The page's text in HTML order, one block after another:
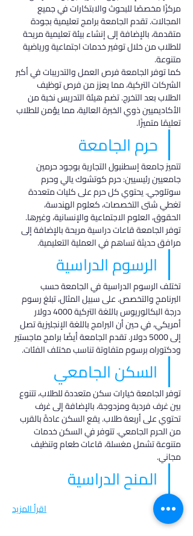
مركزًا مخصصًا للبحوث والابتكارات في جميع
المجالات. تقدم الجامعة برامج تعليمية بجودة
متقدمة، بالإضافة إلى إنشاء بيئة تعليمية مريحة
للطلاب من خلال توفير خدمات اجتماعية ورياضية
متنوعة.
كما توفر الجامعة فرص العمل والتدريبات في أكبر
الشركات التركية، مما يعزز من فرص توظيف
الطلاب بعد التخرج. تضم هيئة التدريس نخبة من
الأكاديميين ذوي الخبرة العالية، مما يؤمن للطلاب
تعليمًا متميزًا.
حرم الجامعة
تتميز جامعة إسطنبول التجارية بوجود حرمين
جامعيين رئيسيين: حرم كوتشوك يالي وحرم
سوتلوجي. يحتوي كل حرم على كليات متعددة
تغطي شتى التخصصات، كعلوم الهندسة،
الحقوق، العلوم الاجتماعية والإنسانية، وغيرها.
توفر الجامعة قاعات دراسية مريحة بالإضافة إلى
مرافق حديثة تساهم في العملية التعليمية.
الرسوم الدراسية
تختلف الرسوم الدراسية في الجامعة حسب
البرنامج والتخصص. على سبيل المثال، تبلغ رسوم
درجة البكالوريوس باللغة التركية 4000 دولار
أمريكي، في حين أن البرامج باللغة الإنجليزية تصل
إلى 5000 دولار. تقدم الجامعة أيضًا برامج ماجستير
ودكتوراه برسوم متفاوتة تناسب مختلف الفئات.
السكن الجامعي
توفر الجامعة خيارات سكن متعددة للطلاب، تتنوع
بين غرف فردية ومزدوجة، بالإضافة إلى غرف
تحتوي على أربعة طلاب. يقع السكن عادةً بالقرب
من الحرم الجامعي. تتوفر في السكن خدمات
متنوعة تشمل مغسلة، قاعات طعام وتنظيف
مجاني.
المنح الدراسية
اقرأ المزيد